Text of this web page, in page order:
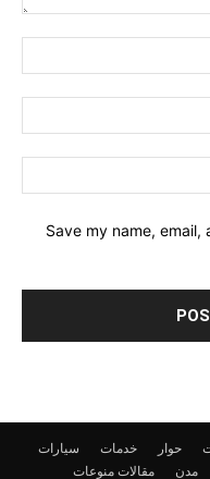
Save my name,
حوار خدمات
سيارات
مدن مقالات منوعات